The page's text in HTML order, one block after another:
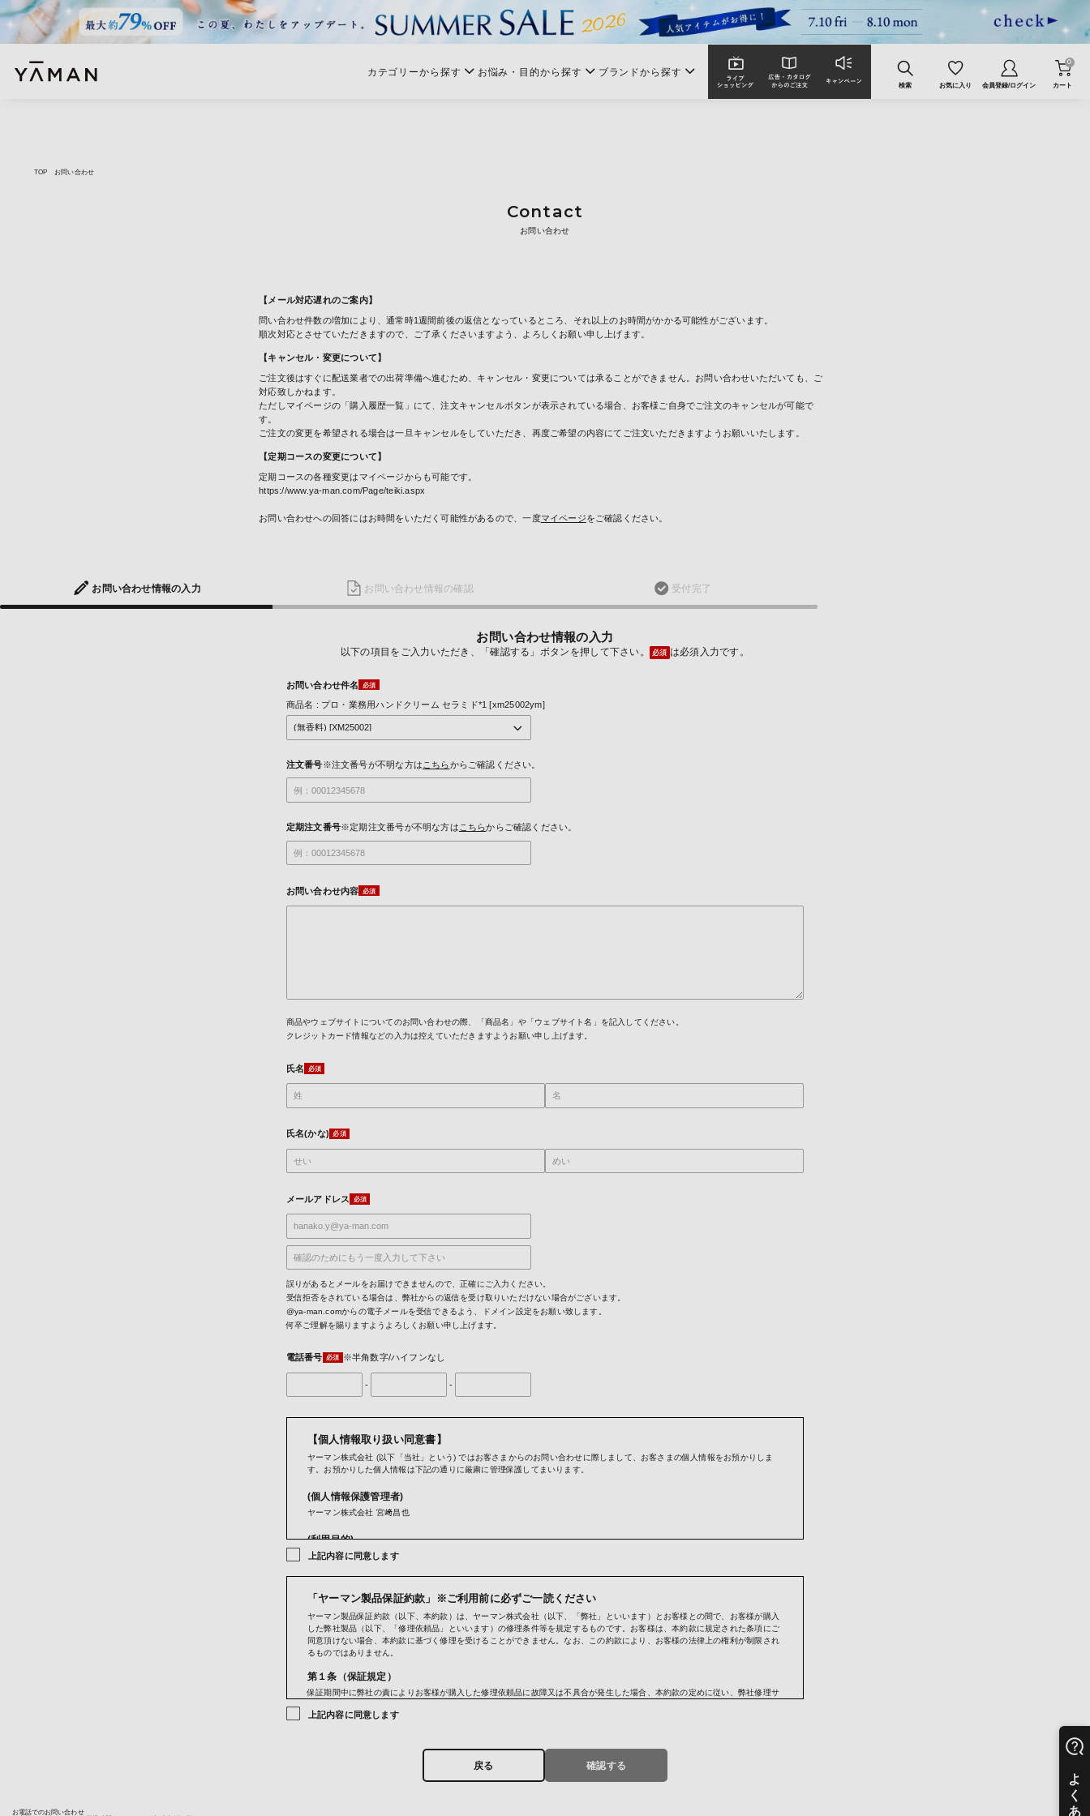
カテゴリーから探す お悩み・目的から探す ブランドから探す
検索 お気に入り 会員登録/ログイン カート
0
TOP お問い合わせ
Contact
お問い合わせ
【メール対応遅れのご案内】
問い合わせ件数の増加により、通常時1週間前後の返信となっているところ、それ以上のお時間がかかる可能性がございます。
順次対応とさせていただきますので、ご了承くださいますよう、よろしくお願い申し上げます。
【キャンセル・変更について】
ご注文後はすぐに配送業者での出荷準備へ進むため、キャンセル・変更については承ることができません。お問い合わせいただいても、ご
対応致しかねます。
ただしマイページの「購入履歴一覧」にて、注文キャンセルボタンが表示されている場合、お客様ご自身でご注文のキャンセルが可能で
す。
ご注文の変更を希望される場合は一旦キャンセルをしていただき、再度ご希望の内容にてご注文いただきますようお願いいたします。
【定期コースの変更について】
定期コースの各種変更はマイページからも可能です。
https://www.ya-man.com/Page/teiki.aspx
お問い合わせへの回答にはお時間をいただく可能性があるので、一度マイページをご確認ください。
お問い合わせ情報の入力 お問い合わせ情報の確認 受付完了
お問い合わせ情報の入力
以下の項目をご入力いただき、「確認する」ボタンを押して下さい。 必須 は必須入力です。
お問い合わせ件名
商品名 : プロ・業務用ハンドクリーム セラミド*1 [xm25002ym]
注文番号※注文番号が不明な方は こちらからご確認ください。
定期注文番号※定期注文番号が不明な方は こちらからご確認ください。
お問い合わせ内容
商品やウェブサイトについてのお問い合わせの際、「商品名」や「ウェブサイト名」を記入してください。
クレジットカード情報などの入力は控えていただきますようお願い申し上げます。
氏名
氏名(かな)
メールアドレス
誤りがあるとメールをお届けできませんので、正確にご入力ください。
受信拒否をされている場合は、弊社からの返信を受け取りいただけない場合がございます。
@ya-man.comからの電子メールを受信できるよう、ドメイン設定をお願い致します。
何卒ご理解を賜りますようよろしくお願い申し上げます。
電話番号 ※半角数字/ハイフンなし
- -
【個人情報取り扱い同意書】
ヤーマン株式会社 (以下「当社」という) ではお客さまからのお問い合わせに際しまして、お客さまの個人情報をお預かりしま
す。お預かりした個人情報は下記の通りに厳粛に管理保護してまいります。
(個人情報保護管理者)
ヤーマン株式会社 宮﨑昌也
(利用目的)
ご購入商品・レンタル品・懸賞賞品・キャンペーン商品・試供品・カタログ・DM・情報誌・ご案内等の発送のため
当社のサービスのご案内、サポート情報の提供のため
成果確認のため
当社におけるサービス向上のため
クレジットカードの不正利用検知・防止のため
(第三者への提供)
当社では法律に基づく場合および次の場合を除き、お預かりしました個人情報は原則第三者への提供はいたしません。
当社は、クレジットカード決済において、3Dセキュア2.0に対応し、クレジットカードの不正利用対策を行っております。その
ため、当社がお客さまから収集したカード情報（カード名義・カード番号・有効期間）、メールアドレス、電話番号を、カード
お客さまが利用されているカード発行会社が外国にある場合、これらの情報は当該発行会社が所属する国に移転される場合があ
ります。当社では、お客様から収集した情報からは、ご利用のカード発行会社及び当該会社が所在する国を特定することができ
ないため、以下の個人情報保護措置に関する情報を把握して、ご提供することはできません。
上記内容に同意します
「ヤーマン製品保証約款」※ご利用前に必ずご一読ください
ヤーマン製品保証約款（以下、本約款）は、ヤーマン株式会社（以下、「弊社」といいます）とお客様との間で、お客様が購入
した弊社製品（以下、「修理依頼品」といいます）の修理条件等を規定するものです。お客様は、本約款に規定された条項にご
同意頂けない場合、本約款に基づく修理を受けることができません。なお、この約款により、お客様の法律上の権利が制限され
るものではありません。
第１条（保証規定）
保証期間中に弊社の責によりお客様が購入した修理依頼品に故障又は不具合が発生した場合、本約款の定めに従い、弊社修理サ
販売店が主催するイベントやキャンペーン等を通して弊社製品を取得した場合、当該取得した日から保証期間を起算するものと
します。なお、本約款において、正規販売店とは、弊社と取引のある法人又は弊社と取引のある仲卸業者等の法人から弊社製品
上記内容に同意します
戻る 確認する
お電話でのお問い合わせ